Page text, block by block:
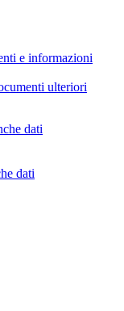
e informazioni
ulteriori
dati
dati